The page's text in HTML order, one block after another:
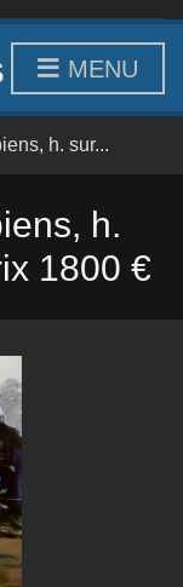
MENU
h. sur...
h.
1800 €